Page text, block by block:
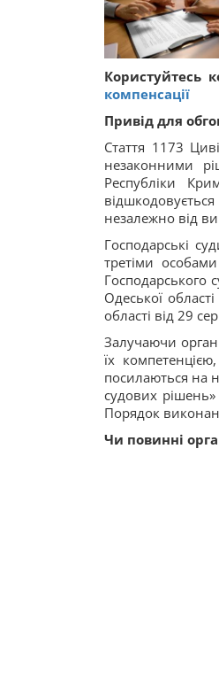
Користуйтесь
компенсації
Привід для
Стаття 1173
незаконними
Республіки
незалежно від
Господарські
третіми
Господарського
Одеської
області від 29
Залучаючи
їх
посилаються на
судових
Порядок
Чи повинні